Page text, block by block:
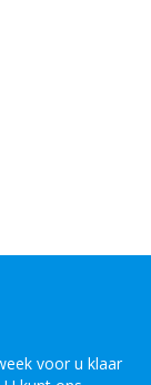
voor u klaar